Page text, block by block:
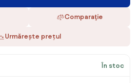
Comparaţie
Urmărește prețul
În stoc